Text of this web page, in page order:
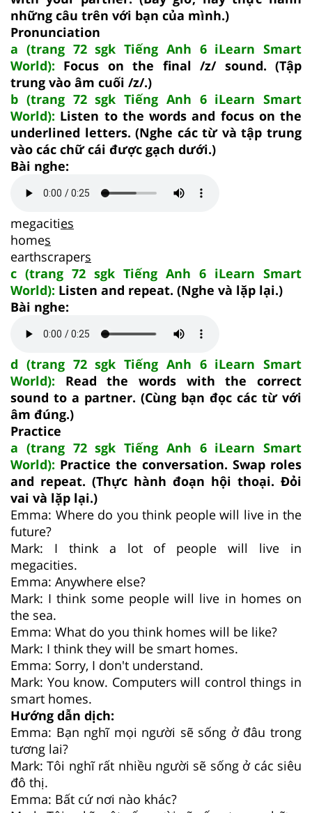
những câu trên với bạn của mình.)
Pronunciation
a (trang 72 sgk Tiếng Anh 6 iLearn Smart
World): Focus on the final /z/ sound. (Tập
trung vào âm cuối /z/.)
b (trang 72 sgk Tiếng Anh 6 iLearn Smart
World): Listen to the words and focus on the
underlined letters. (Nghe các từ và tập trung
vào các chữ cái được gạch dưới.)
Bài nghe:
megacities
homes
earthscrapers
c (trang 72 sgk Tiếng Anh 6 iLearn Smart
World): Listen and repeat. (Nghe và lặp lại.)
Bài nghe:
d (trang 72 sgk Tiếng Anh 6 iLearn Smart
World): Read the words with the correct
sound to a partner. (Cùng bạn đọc các từ với
âm đúng.)
Practice
a (trang 72 sgk Tiếng Anh 6 iLearn Smart
World): Practice the conversation. Swap roles
and repeat. (Thực hành đoạn hội thoại. Đỏi
vai và lặp lại.)
Emma: Where do you think people will live in the
future?
Mark: I think a lot of people will live in
megacities.
Emma: Anywhere else?
Mark: I think some people will live in homes on
the sea.
Emma: What do you think homes will be like?
Mark: I think they will be smart homes.
Emma: Sorry, I don't understand.
Mark: You know. Computers will control things in
smart homes.
Hướng dẫn dịch:
Emma: Bạn nghĩ mọi người sẽ sống ở đâu trong
tương lai?
Mark: Tôi nghĩ rất nhiều người sẽ sống ở các siêu
đô thị.
Emma: Bất cứ nơi nào khác?